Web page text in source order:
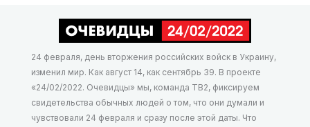
24 февраля, день вторжения российских войск в Украину,
изменил мир. Как август 14, как сентябрь 39. В проекте
«24/02/2022. Очевидцы» мы, команда ТВ2, фиксируем
свидетельства обычных людей о том, что они думали и
чувствовали 24 февраля и сразу после этой даты. Что